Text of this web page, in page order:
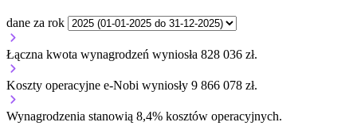
dane za rok
Łączna kwota wynagrodzeń wyniosła 828 036 zł.
Koszty operacyjne e-Nobi wyniosły 9 866 078 zł.
Wynagrodzenia stanowią 8,4% kosztów operacyjnych.